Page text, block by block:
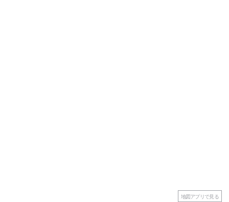
地図アプリで見る